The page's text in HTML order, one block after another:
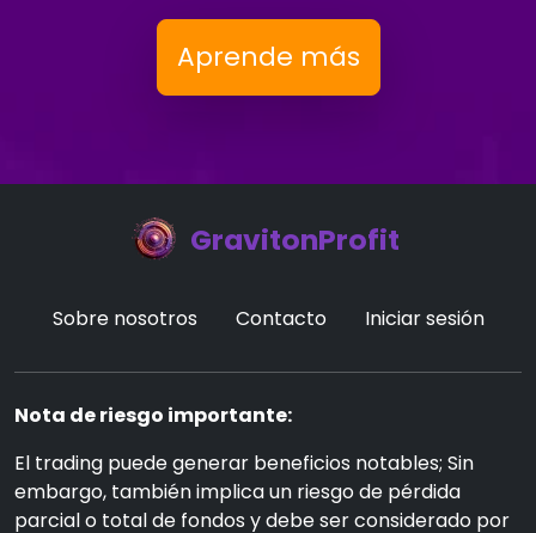
Aprende más
GravitonProfit
Sobre nosotros Contacto Iniciar sesión
Nota de riesgo importante:
El trading puede generar beneficios notables; Sin
embargo, también implica un riesgo de pérdida
parcial o total de fondos y debe ser considerado por